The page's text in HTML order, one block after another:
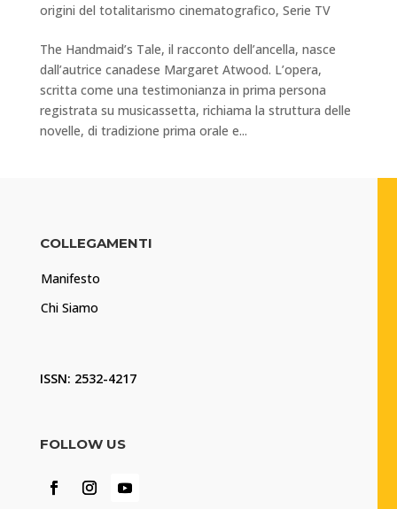
origini del totalitarismo cinematografico, Serie TV
The Handmaid’s Tale, il racconto dell’ancella, nasce
dall’autrice canadese Margaret Atwood. L’opera,
scritta come una testimonianza in prima persona
registrata su musicassetta, richiama la struttura delle
novelle, di tradizione prima orale e...
COLLEGAMENTI
Manifesto
Chi Siamo
ISSN: 2532-4217
FOLLOW US